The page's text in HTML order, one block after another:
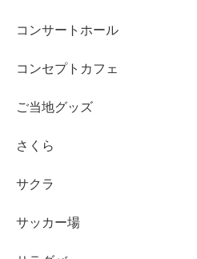
コンサートホール
コンセプトカフェ
ご当地グッズ
さくら
サクラ
サッカー場